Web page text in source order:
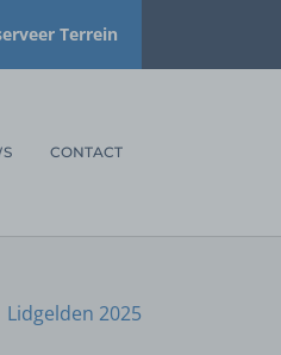
Terrein
CONTACT
Lidgelden 2025